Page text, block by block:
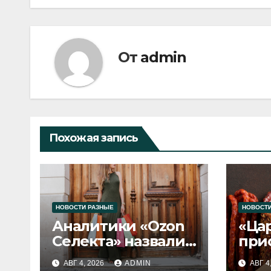
От admin
Похожая запись
НОВОСТИ РАЗНЫЕ
Аналитики «Ozon
Селекта» назвали
fashion-тренды
АВГ 4, 2026 ADMIN АВГ